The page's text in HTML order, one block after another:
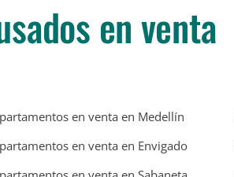
en venta
en venta en Medellín
en venta en Envigado